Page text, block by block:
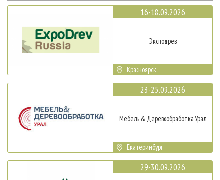
16-18.09.2026
Эксподрев
Красноярск
23-25.09.2026
Мебель & Деревообработка Урал
Екатеринбург
29-30.09.2026